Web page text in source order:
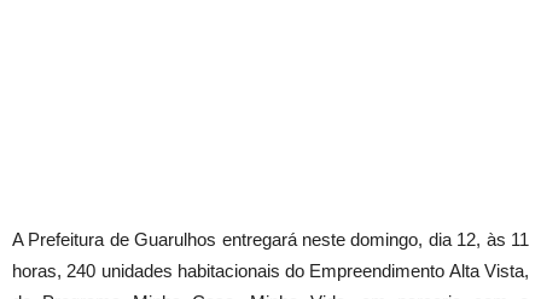
A Prefeitura de Guarulhos entregará nestedomingo, dia 12, às 11
horas, 240 unidades habitacionais do Empreendimento Alta Vista,